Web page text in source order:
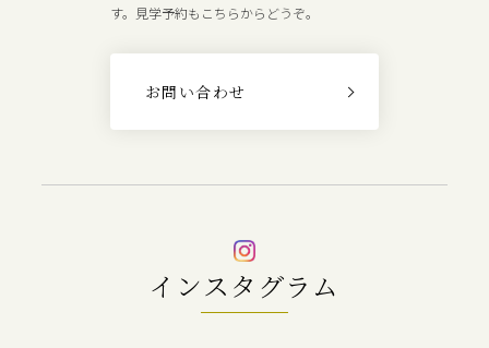
インスタグラム
す。見学予約もこちらからどうぞ。
お問い合わせ